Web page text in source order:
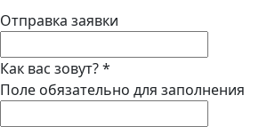
Отправка заявки
Как вас зовут?*
Поле обязательно для заполнения